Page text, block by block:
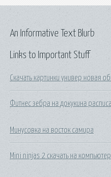
Links to Important Stuff
Скачать картинки универ новая
Фитнес зебра на докукина
Минусовка на восток самира
Mini ninjas 2 скачать на компьютер
An Informative Text Blurb